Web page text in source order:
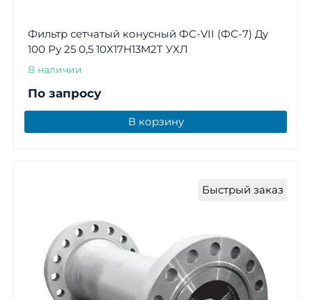
Фильтр сетчатый конусный ФС-VII (ФС-7) Ду
100 Ру 25 0,5 10Х17Н13М2Т УХЛ
В наличии
По запросу
В корзину
Быстрый заказ